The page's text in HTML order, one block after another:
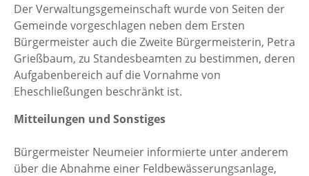
Der Verwaltungsgemeinschaft wurde von Seiten der
Gemeinde vorgeschlagen neben dem Ersten
Bürgermeister auch die Zweite Bürgermeisterin, Petra
Grießbaum, zu Standesbeamten zu bestimmen, deren
Aufgabenbereich auf die Vornahme von
Eheschließungen beschränkt ist.
Mitteilungen und Sonstiges
Bürgermeister Neumeier informierte unter anderem
über die Abnahme einer Feldbewässerungsanlage,